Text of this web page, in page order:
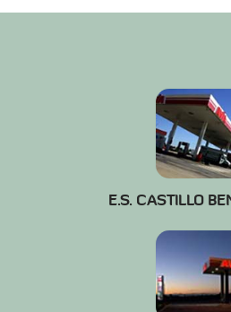
E.S. CASTILLO